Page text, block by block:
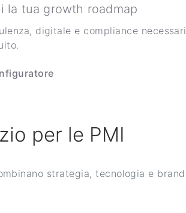
la tua growth roadmap
digitale e compliance
per le PMI
strategia, tecnologia e